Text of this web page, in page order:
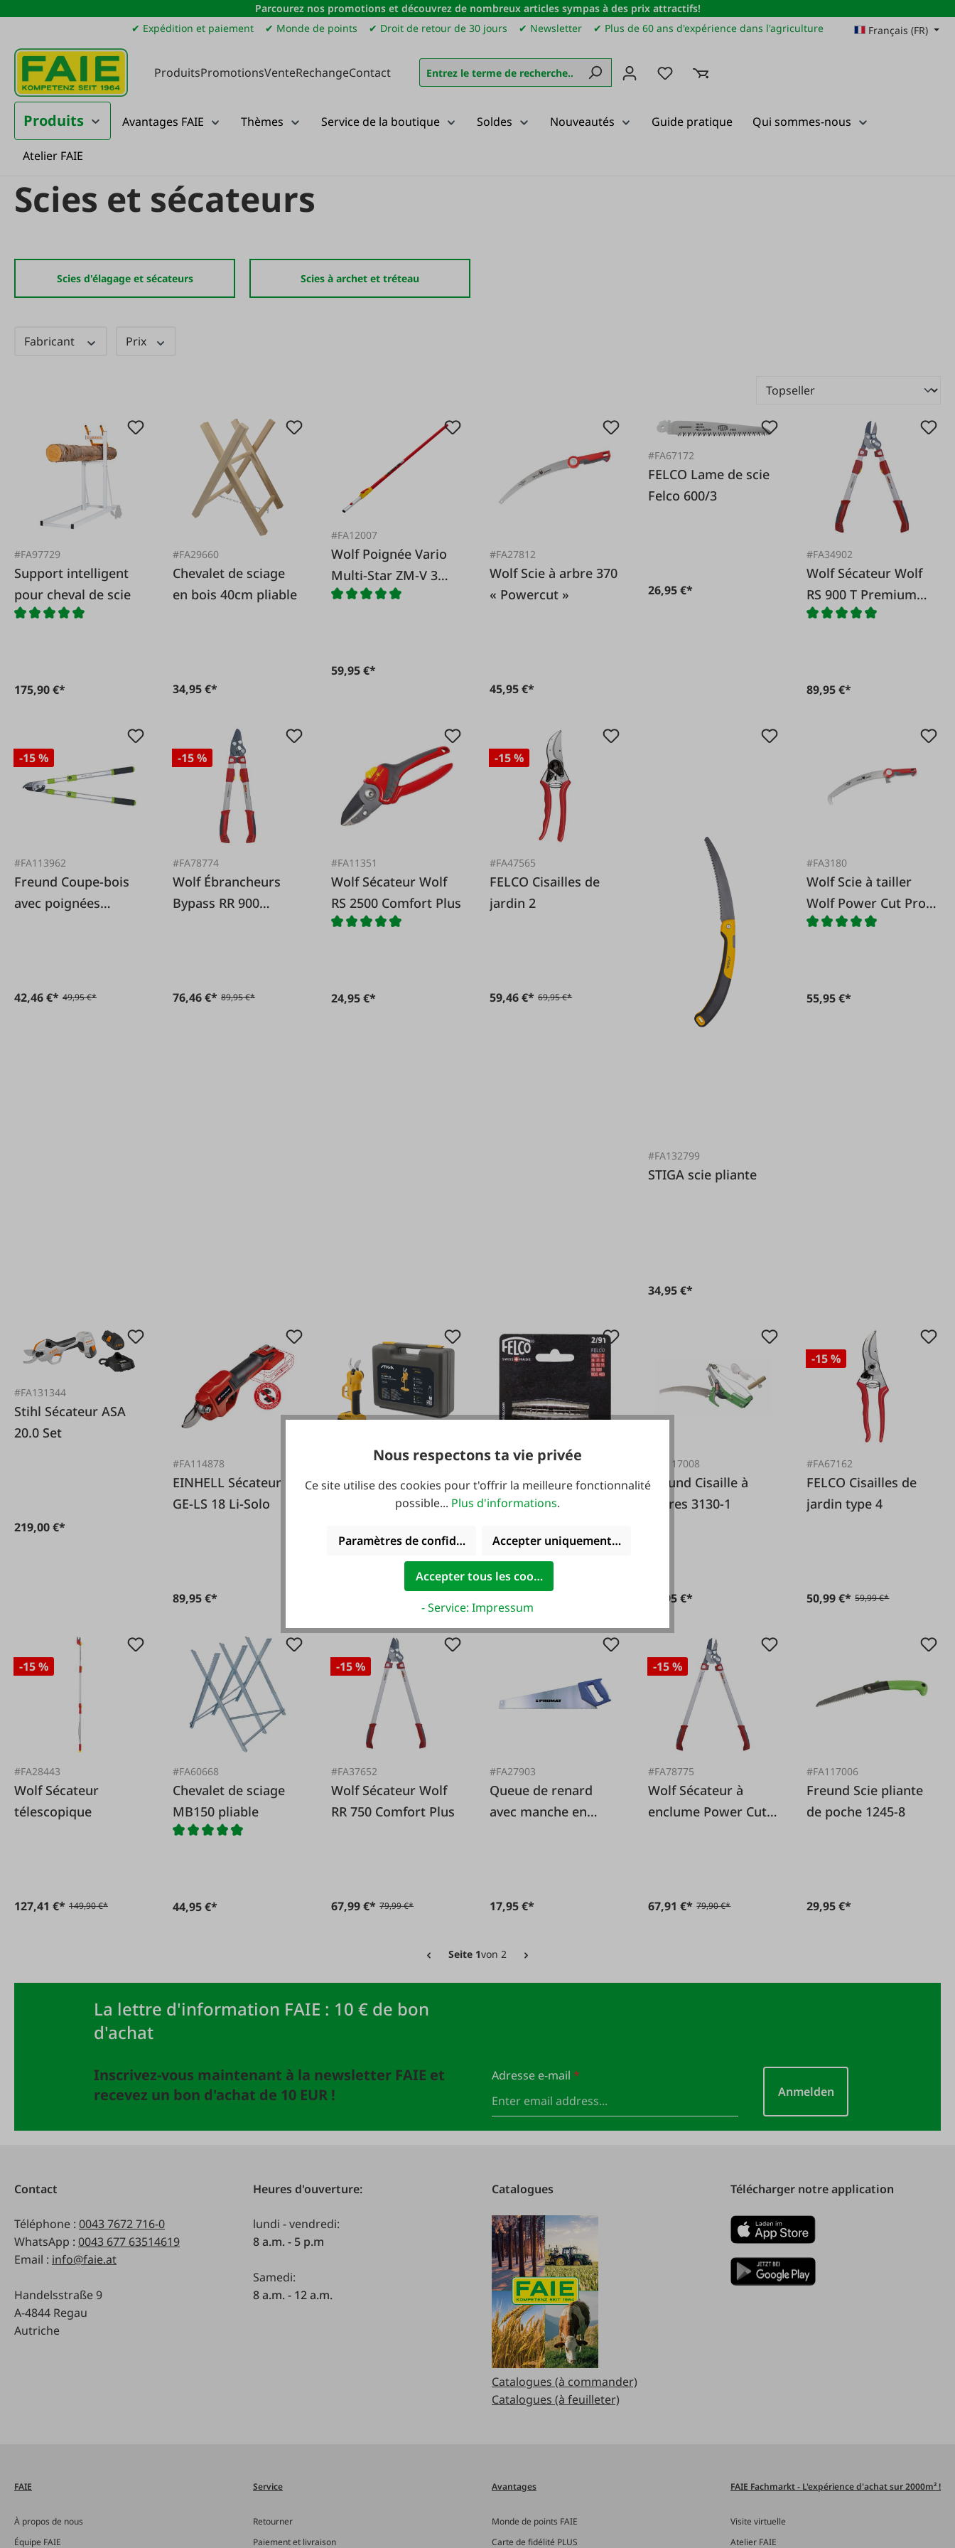
au contenu principal
Passer à la recherche
Passer à la navigation principale
Parcourez nos promotions et découvrez de nombreux articles sympas à des prix attractifs!
✔ Expédition et paiement
✔ Monde de points ✔ Droit de retour de 30 jours ✔ Newsletter ✔ Plus de 60 ans d'expérience dans l'agriculture Français (FR)
ProduitsPromotionsVenteRechangeContact Vous avez 0 articles dans votre liste de souhaits
Produits Avantages FAIE Thèmes Service de la boutique Soldes Nouveautés Guide pratique Qui sommes-nous
Atelier FAIE
Produits Foresterie
Scies et sécateurs
Scies d'élagage et sécateurs Scies à archet et tréteau
Fabricant Prix
#FA97729
Support intelligent
pour cheval de scie
175,90 €*
#FA29660
Chevalet de sciage
en bois 40cm pliable
34,95 €*
#FA12007
Wolf Poignée Vario
Multi-Star ZM-V 3
Wolf
59,95 €*
#FA27812
Wolf Scie à arbre 370
« Powercut »
45,95 €*
#FA67172
FELCO Lame de scie
Felco 600/3
26,95 €*
#FA34902
Wolf Sécateur Wolf
RS 900 T Premium
Plus avec poignées
89,95 €*
-15 %
#FA113962
Freund Coupe-bois
avec poignées
42,46 €* 49,95 €*
-15 %
#FA78774
Wolf Ébrancheurs
Bypass RR 900
76,46 €* 89,95 €*
#FA11351
Wolf Sécateur Wolf
RS 2500 Comfort Plus
24,95 €*
-15 %
#FA47565
FELCO Cisailles de
jardin 2
59,46 €* 69,95 €*
#FA132799
STIGA scie pliante
34,95 €*
#FA3180
Wolf Scie à tailler
Wolf Power Cut Pro
370
55,95 €*
#FA131344
Stihl Sécateur ASA
20.0 Set
219,00 €*
#FA114878
EINHELL Sécateur
GE-LS 18 Li-Solo
89,95 €*
#FA124553
STIGA Ébrancheurs
SC 100e 20V en petit
chargeur
#FA67170
Ressorts de
remplacement pour
#FA117008
Freund Cisaille à
barres 3130-1
29,95 €*
-15 %
#FA67162
FELCO Cisailles de
jardin type 4
50,99 €* 59,99 €*
-15 %
#FA28443
Wolf Sécateur
télescopique
127,41 €* 149,90 €*
#FA60668
Chevalet de sciage
MB150 pliable
44,95 €*
-15 %
#FA37652
Wolf Sécateur Wolf
RR 750 Comfort Plus
67,99 €* 79,99 €*
#FA27903
Queue de renard
avec manche en
17,95 €*
-15 %
#FA78775
Wolf Sécateur à
enclume Power Cut
67,91 €* 79,90 €*
#FA117006
Freund Scie pliante
de poche 1245-8
29,95 €*
Seite 1von 2
La lettre d'information FAIE : 10 € de bon
d'achat
Inscrivez-vous maintenant à la newsletter FAIE et
recevez un bon d'achat de 10 EUR !
Adresse e-mail *
Anmelden
Contact
Téléphone : 0043 7672 716-0
WhatsApp : 0043 677 63514619
Email : info@faie.at
Handelsstraße 9
A-4844 Regau
Autriche
Heures d'ouverture:
lundi - vendredi:
8 a.m. - 5 p.m
Samedi:
8 a.m. - 12 a.m.
Catalogues
Catalogues (à commander)
Catalogues (à feuilleter)
Télécharger notre application
FAIE
À propos de nous
Équipe FAIE
Service
Retourner
Paiement et livraison
Avantages
Monde de points FAIE
Carte de fidélité PLUS
FAIE Fachmarkt - L'expérience d'achat sur 2000m² !
Visite virtuelle
Atelier FAIE
Nous respectons ta vie privée
Ce site utilise des cookies pour t'offrir la meilleure fonctionnalité
possible... Plus d'informations.
Paramètres de confidentialitéAccepter uniquement les cookies fonctionnels
Accepter tous les cookies
- Service: Impressum